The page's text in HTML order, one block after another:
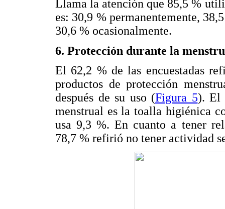
Llama la atención que 85,5 %
es: 30,9 % permanentemente,
30,6 % ocasionalmente.
6. Protección durante la
El 62,2 % de las encuestadas
productos de protección
después de su uso (Figura 5). El
menstrual es la toalla higiénica
usa 9,3 %. En cuanto a tener
78,7 % refirió no tener actividad